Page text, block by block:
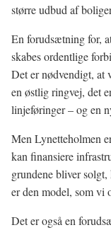
større udbud af
En forudsætning for,
skabes ordentlige
Det er nødvendigt, at
en østlig ringvej, det
linjeføringer – og en
Men Lynetteholmen
kan finansiere
grundene bliver
er den model, som vi
Det er også en